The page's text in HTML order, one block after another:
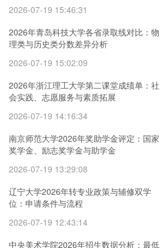
2026-07-19 15:46:31
2026年青岛科技大学各省录取线对比：物
理类与历史类分数差异分析
2026-07-19 15:02:09
2026年浙江理工大学第二课堂成绩单：社
会实践、志愿服务与素质拓展
2026-07-19 14:16:34
南京师范大学2026年奖助学金评定：国家
奖学金、励志奖学金与助学金
2026-07-19 13:29:08
辽宁大学2026年转专业政策与辅修双学
位：申请条件与流程
2026-07-19 12:43:14
中央美术学院2026年招生数据分析：最低